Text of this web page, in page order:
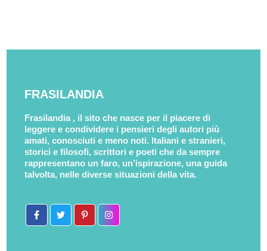
FRASILANDIA
Frasilandia , il sito che nasce per il piacere di
leggere e condividere i pensieri degli autori più
amati, conosciuti e meno noti. Italiani e stranieri,
storici e filosofi, scrittori e poeti che da sempre
rappresentano un faro, un’ispirazione, una guida
talvolta, nelle diverse situazioni della vita.